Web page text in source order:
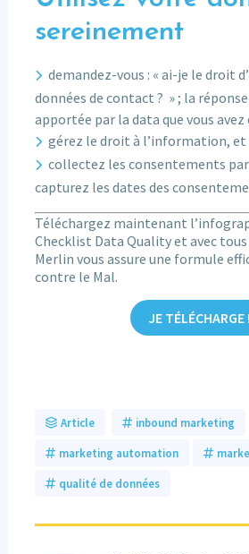
sereinement
demandez-vous : « ai-je le droit
données de contact ? » ; la
apportée par la data que vous
gérez le droit à l’information, et
collectez les consentements
capturez les dates des
Téléchargez maintenant
Checklist Data Quality et avec
Merlin vous assure une formule
contre le Mal.
JE TÉLÉCHARGE !
Article inbound marketing
marketing automation
qualité de données